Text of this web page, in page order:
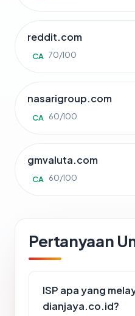
reddit.com
CA 70/100
nasarigroup.com
CA 60/100
gmvaluta.com
CA 60/100
Pertanyaan
ISP apa yang
dianjaya.co.id?